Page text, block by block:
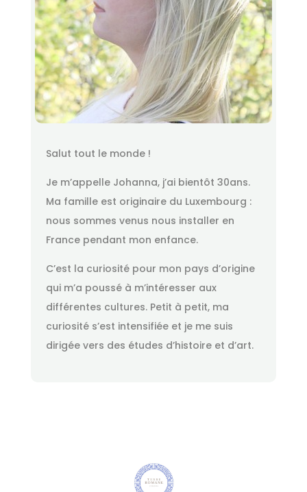
Salut tout le monde !
Je m’appelle Johanna, j’ai bientôt 30ans.
Ma famille est originaire du Luxembourg :
nous sommes venus nous installer en
France pendant mon enfance.
C’est la curiosité pour mon pays d’origine
qui m’a poussé à m’intéresser aux
différentes cultures. Petit à petit, ma
curiosité s’est intensifiée et je me suis
dirigée vers des études d’histoire et d’art.